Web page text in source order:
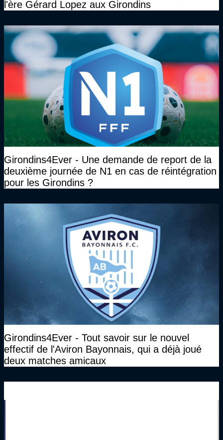
l'ère Gérard Lopez aux Girondins
Girondins4Ever - Une demande de report de la
deuxième journée de N1 en cas de réintégration
pour les Girondins ?
Girondins4Ever - Tout savoir sur le nouvel
effectif de l'Aviron Bayonnais, qui a déjà joué
deux matches amicaux